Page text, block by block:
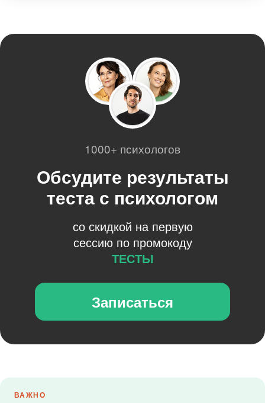
1000+ психологов
Обсудите результаты
теста с психологом
со скидкой на первую
сессию по промокоду
ТЕСТЫ
Записаться
ВАЖНО